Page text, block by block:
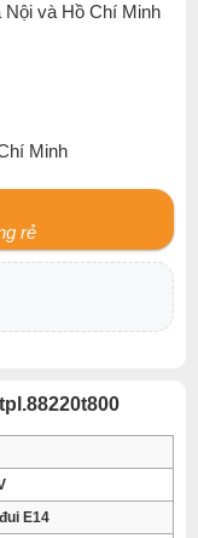
Nội và Hồ Chí Minh
Minh
rẻ
E14